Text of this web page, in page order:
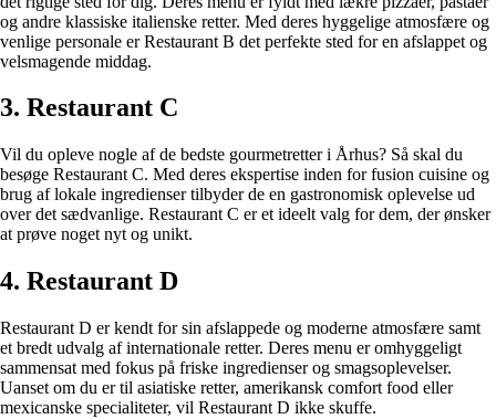
og andre klassiske italienske retter. Med deres hyggelige atmosfære og
venlige personale er Restaurant B det perfekte sted for en afslappet og
velsmagende middag.
3. Restaurant C
Vil du opleve nogle af de bedste gourmetretter i Århus? Så skal du
besøge Restaurant C. Med deres ekspertise inden for fusion cuisine og
brug af lokale ingredienser tilbyder de en gastronomisk oplevelse ud
over det sædvanlige. Restaurant C er et ideelt valg for dem, der ønsker
at prøve noget nyt og unikt.
4. Restaurant D
Restaurant D er kendt for sin afslappede og moderne atmosfære samt
et bredt udvalg af internationale retter. Deres menu er omhyggeligt
sammensat med fokus på friske ingredienser og smagsoplevelser.
Uanset om du er til asiatiske retter, amerikansk comfort food eller
mexicanske specialiteter, vil Restaurant D ikke skuffe.